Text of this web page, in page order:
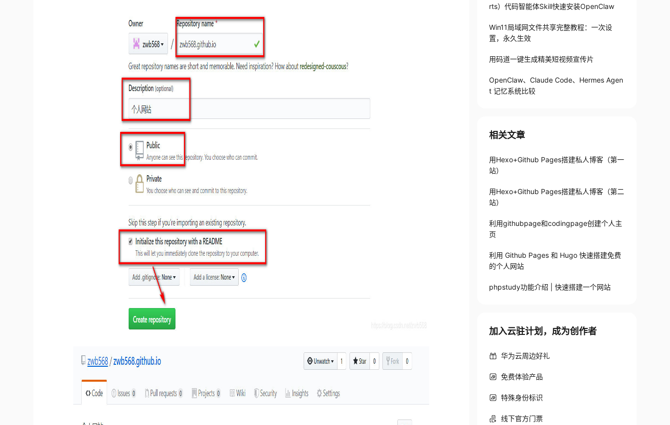
rts）代码智能体Skill快速安装OpenClaw
Win11局域网文件共享完整教程：一次设
置，永久生效
用码道一键生成精美短视频宣传片
OpenClaw、Claude Code、Hermes Agen
t 记忆系统比较
相关文章
用Hexo+Github Pages搭建私人博客（第一
站）
用Hexo+Github Pages搭建私人博客（第二
站）
利用githubpage和codingpage创建个人主
页
利用 Github Pages 和 Hugo 快速搭建免费
的个人网站
phpstudy功能介绍 | 快速搭建一个网站
加入云驻计划，成为创作者
华为云周边好礼
免费体验产品
特殊身份标识
线下官方门票